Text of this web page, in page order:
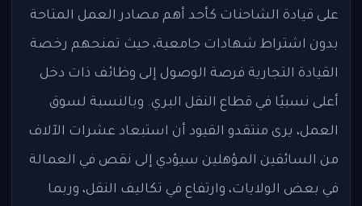
على قيادة الشاحنات كأحد أهم مصادر العمل المتاحة
بدون اشتراط شهادات جامعية، حيث تمنحهم رخصة
القيادة التجارية فرصة الوصول إلى وظائف ذات دخل
أعلى نسبيًا في قطاع النقل البري. وبالنسبة لسوق
العمل، يرى منتقدو القيود أن استبعاد عشرات الآلاف
من السائقين المؤهلين سيؤدي إلى نقص في العمالة
في بعض الولايات، وارتفاع في تكاليف النقل، وربما